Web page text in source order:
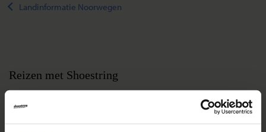
Landinformatie Noorwegen
Reizen met Shoestring